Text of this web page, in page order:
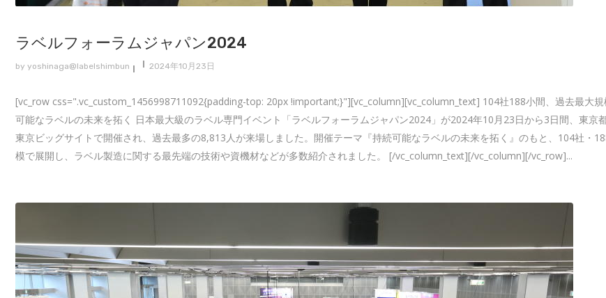
ラベルフォーラムジャパン2024
by yoshinaga@labelshimbun 2024年10月23日
[vc_row css=".vc_custom_1456998711092{padding-top: 20px !important;}"][vc_column][vc_column_text] 104社188小間、過去最大
可能なラベルの未来を拓く 日本最大級のラベル専門イベント「ラベルフォーラムジャパン2024」が2024年10月23日から3日間、東京
東京ビッグサイトで開催され、過去最多の8,813人が来場しました。開催テーマ『持続可能なラベルの未来を拓く』のもと、104社・
模で展開し、ラベル製造に関する最先端の技術や資機材などが多数紹介されました。 [/vc_column_text][/vc_column][/vc_row]...